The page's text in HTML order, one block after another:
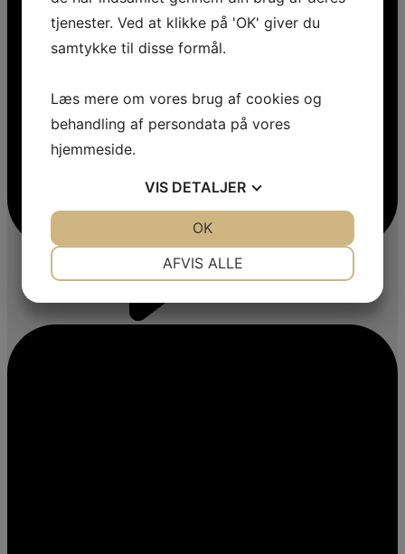
tjenester. Ved at klikke på 'OK' giver du
samtykke til disse formål.
Læs mere om vores brug af cookies og
behandling af persondata på vores
hjemmeside.
VIS DETALJER
MARKETING
AFVIS ALLE
OK